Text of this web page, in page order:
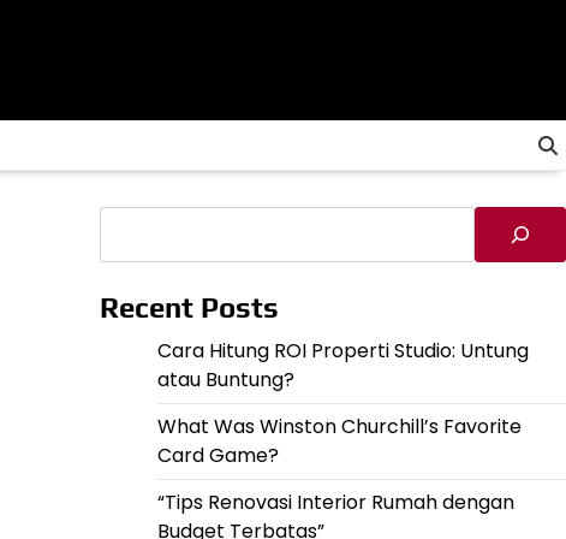
Recent Posts
Cara Hitung ROI Properti Studio: Untung
atau Buntung?
What Was Winston Churchill’s Favorite
Card Game?
“Tips Renovasi Interior Rumah dengan
Budget Terbatas”